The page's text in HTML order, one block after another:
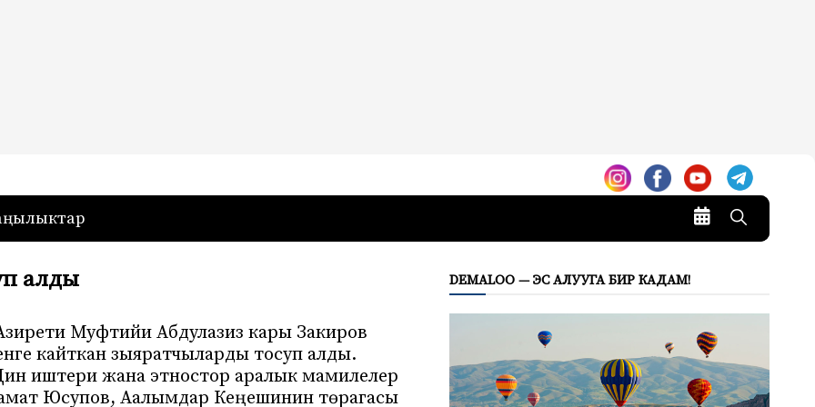
алды
Муфтийи Абдулазиз кары Закиров
кайткан зыяратчыларды тосуп алды.
иштери жана этностор аралык мамилелер
Юсупов, Аалымдар Кеңешинин төрагасы
DEMALOO — ЭС АЛУУГА БИР КАДАМ!